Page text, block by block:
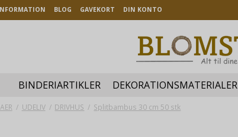
BLOG GAVEKORT DIN KONTO
BINDERIARTIKLER DEKORATIONSMATERIALER
/ UDELIV / DRIVHUS / Splitbambus 30 cm 50 stk